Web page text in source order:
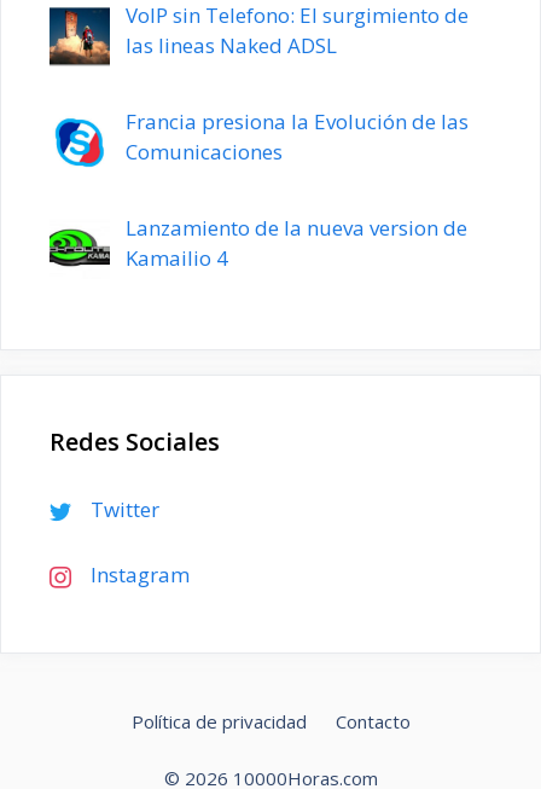
VoIP sin Telefono: El surgimiento de
las lineas Naked ADSL
Francia presiona la Evolución de las
Comunicaciones
Lanzamiento de la nueva version de
Kamailio 4
Redes Sociales
Twitter
Instagram
Política de privacidad Contacto
© 2026 10000Horas.com